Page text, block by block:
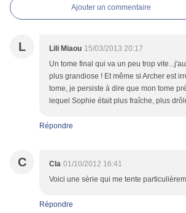
Ajouter un commentaire
L Lili Miaou 15/03/2013 20:17
Un tome final qui va un peu trop
plus grandiose ! Et même si Archer est
tome, je persiste à dire que mon tome
lequel Sophie était plus fraîche, plus
Répondre
C Cla 01/10/2012 16:41
Voici une série qui me tente
Répondre